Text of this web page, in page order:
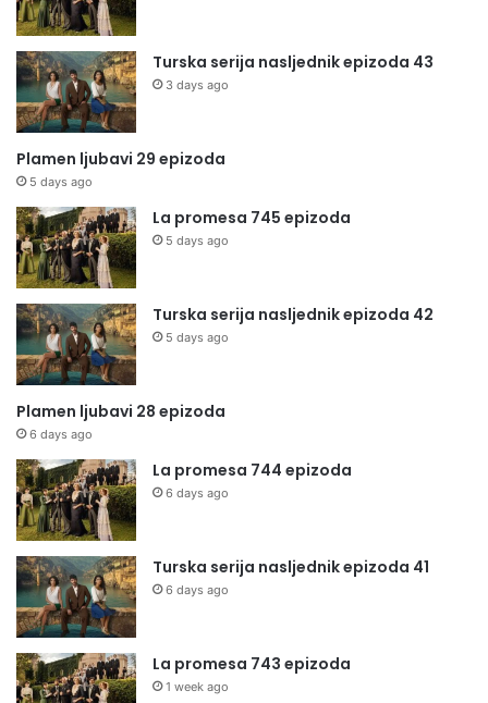
Turska serija nasljednik epizoda 43
3 days ago
Plamen ljubavi 29 epizoda
5 days ago
La promesa 745 epizoda
5 days ago
Turska serija nasljednik epizoda 42
5 days ago
Plamen ljubavi 28 epizoda
6 days ago
La promesa 744 epizoda
6 days ago
Turska serija nasljednik epizoda 41
6 days ago
La promesa 743 epizoda
1 week ago